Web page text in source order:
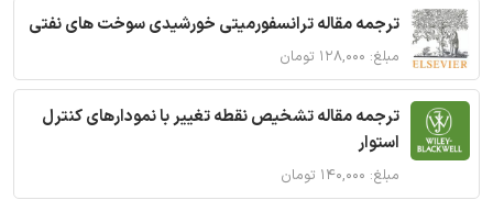
ترجمه مقاله ترانسفورمیتی خورشیدی سوخت های نفتی
مبلغ: ۱۲۸,۰۰۰ تومان
ترجمه مقاله تشخیص نقطه تغییر با نمودارهای کنترل
استوار
مبلغ: ۱۴۰,۰۰۰ تومان